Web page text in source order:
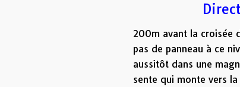
200m avant la croisée
pas de panneau à ce
aussitôt dans une
sente qui monte vers